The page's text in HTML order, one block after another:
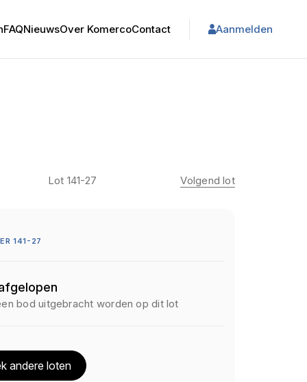
FAQNieuwsOver KomercoContact Aanmelden
Lot 141-27 Volgend lot
141-27
bod uitgebracht worden op dit lot
andere loten